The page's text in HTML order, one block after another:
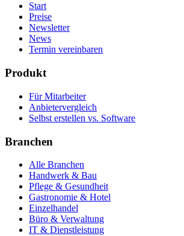
Start
Preise
Newsletter
News
Termin vereinbaren
Produkt
Für Mitarbeiter
Anbietervergleich
Selbst erstellen vs. Software
Branchen
Alle Branchen
Handwerk & Bau
Pflege & Gesundheit
Gastronomie & Hotel
Einzelhandel
Büro & Verwaltung
IT & Dienstleistung